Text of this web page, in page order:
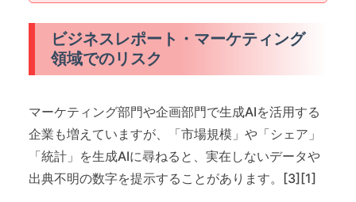
ビジネスレポート・マーケティング
領域でのリスク
マーケティング部門や企画部門で生成AIを活用する
企業も増えていますが、「市場規模」や「シェア」
「統計」を生成AIに尋ねると、実在しないデータや
出典不明の数字を提示することがあります。[3][1]